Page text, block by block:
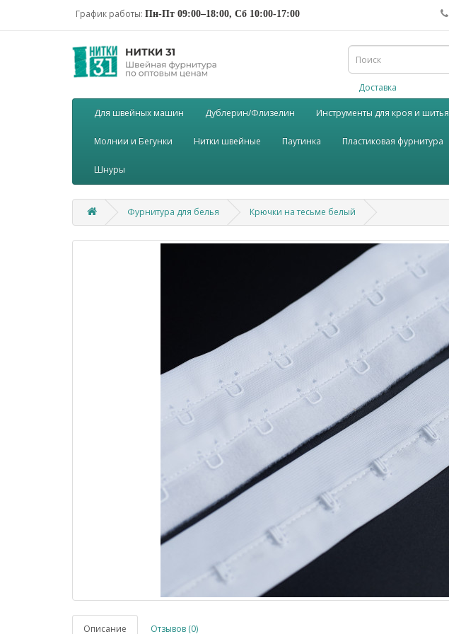
График работы: Пн-Пт 09:00–18:00, Сб 10:00-17:00
Доставка
Для швейных машин Дублерин/Флизелин Инструменты для кроя и шитья
Молнии и Бегунки Нитки швейные Паутинка Пластиковая фурнитура
Шнуры
Фурнитура для белья Крючки на тесьме белый
Описание Отзывов (0)